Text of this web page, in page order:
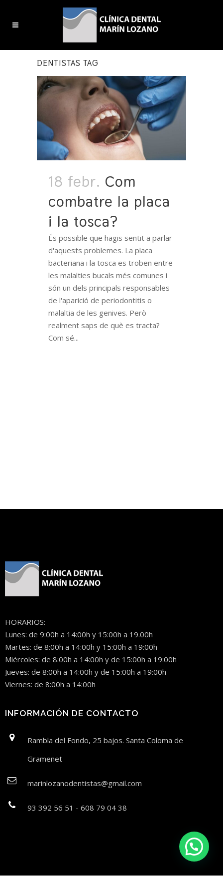
DENTISTAS TAG
18 febr. Com
combatre la placa
i la tosca?
És possible que hagis sentit a parlar
d'aquests problemes. La placa
bacteriana i la tosca es troben entre
les malalties bucals més comunes i
són un dels principals responsables
de l'aparició de periodontitis o
malaltia de les genives. Però
realment saps de què es tracta?
Com sé...
HORARIOS:
Lunes: de 9:00h a 14:00h y 15:00h a 19.00h
Martes: de 8:00h a 14:00h y 15:00h a 19:00h
Miércoles: de 8:00h a 14:00h y de 15:00h a 19:00h
Jueves: de 8:00h a 14:00h y de 15:00h a 19:00h
Viernes: de 8:00h a 14:00h
INFORMACIÓN DE CONTACTO
Rambla del Fondo, 25 bajos. Santa Coloma de
Gramenet
marinlozanodentistas@gmail.com
93 392 56 51 - 608 79 04 38